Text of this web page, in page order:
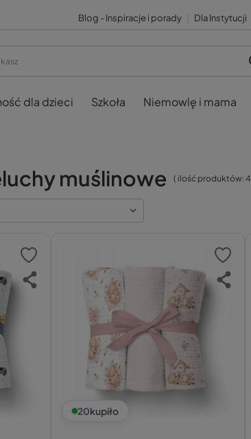
Blog - Inspiracje i porady Dla Instytucji
dla dzieci Szkoła Niemowlę i mama
muślinowe ( ilość produktów: 4
20kupiło